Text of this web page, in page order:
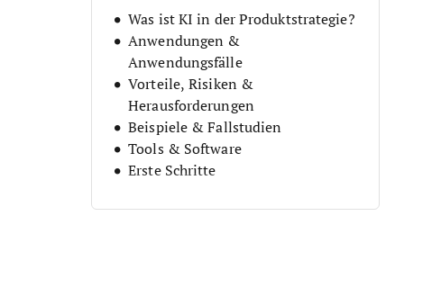
Was ist KI in der Produktstrategie?
Anwendungen &
Anwendungsfälle
Vorteile, Risiken &
Herausforderungen
Beispiele & Fallstudien
Tools & Software
Erste Schritte
Zukunft der Produktstrategie